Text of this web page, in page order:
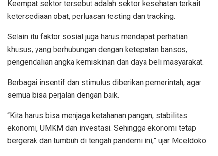
Keempat sektor tersebut adalah sektor kesehatan terkait
ketersediaan obat, perluasan testing dan tracking.
Selain itu faktor sosial juga harus mendapat perhatian
khusus, yang berhubungan dengan ketepatan bansos,
pengendalian angka kemiskinan dan daya beli masyarakat.
Berbagai insentif dan stimulus diberikan pemerintah, agar
semua bisa perjalan dengan baik.
“Kita harus bisa menjaga ketahanan pangan, stabilitas
ekonomi, UMKM dan investasi. Sehingga ekonomi tetap
bergerak dan tumbuh di tengah pandemi ini,” ujar Moeldoko.